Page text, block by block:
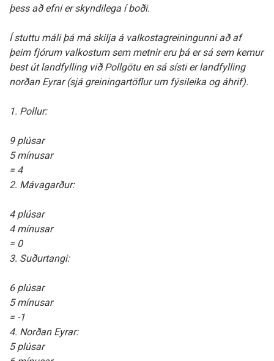
þess að efni er skyndilega í boði.
Í stuttu máli þá má skilja á valkostagreiningunni að af
þeim fjórum valkostum sem metnir eru þá er sá sem kemur
best út landfylling við Pollgötu en sá sísti er landfylling
norðan Eyrar (sjá greiningartöflur um fýsileika og áhrif).
1. Pollur:
9 plúsar
5 mínusar
= 4
2. Mávagarður:
4 plúsar
4 mínusar
= 0
3. Suðurtangi:
6 plúsar
5 mínusar
= -1
4. Norðan Eyrar:
5 plúsar